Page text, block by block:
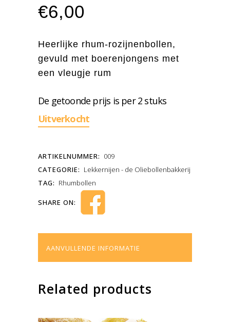
€6,00
Heerlijke rhum-rozijnenbollen,
gevuld met boerenjongens met
een vleugje rum
De getoonde prijs is per 2 stuks
Uitverkocht
ARTIKELNUMMER: 009
CATEGORIE: Lekkernijen - de Oliebollenbakkerij
TAG: Rhumbollen
SHARE ON:
AANVULLENDE INFORMATIE
Related products